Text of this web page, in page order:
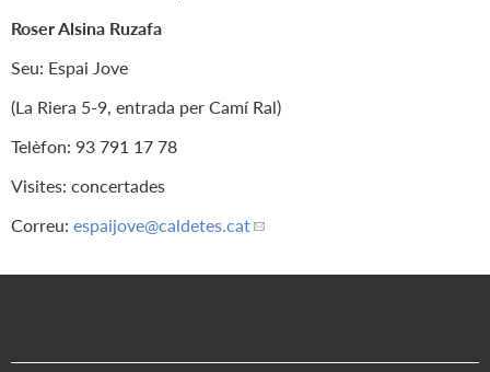
Roser Alsina Ruzafa
Seu: Espai Jove
(La Riera 5-9, entrada per Camí Ral)
Telèfon: 93 791 17 78
Visites: concertades
Correu: espaijove@caldetes.cat